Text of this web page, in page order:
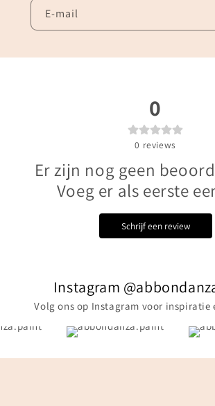
E‑mail
0
0 reviews
Er zijn nog geen
Voeg er als eerste
Schrijf een review
Instagram
Volg ons op Instagram voor inspiratie